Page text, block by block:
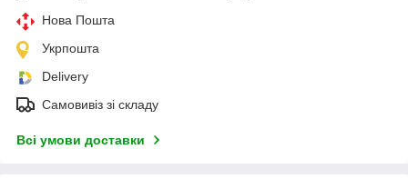
Нова Пошта
Укрпошта
Delivery
Самовивіз зі складу
Всі умови доставки